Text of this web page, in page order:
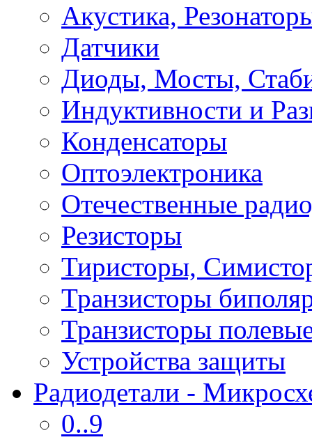
Акустика,
Датчики
Диоды, Мосты,
Индуктивности и
Конденсаторы
Оптоэлектроника
Отечественные
Резисторы
Тиристоры,
Транзисторы
Транзисторы
Устройства защиты
Радиодетали -
0..9